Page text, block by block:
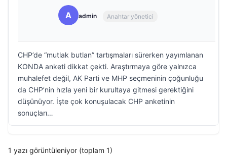
A admin Anahtar yönetici
CHP’de “mutlak butlan” tartışmaları sürerken yayımlanan
KONDA anketi dikkat çekti. Araştırmaya göre yalnızca
muhalefet değil, AK Parti ve MHP seçmeninin çoğunluğu
da CHP’nin hızla yeni bir kurultaya gitmesi gerektiğini
düşünüyor. İşte çok konuşulacak CHP anketinin
sonuçları…
1 yazı görüntüleniyor (toplam 1)